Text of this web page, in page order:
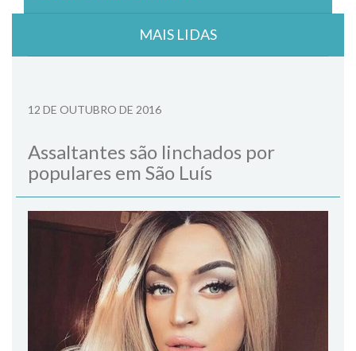
MAIS LIDAS
12 DE OUTUBRO DE 2016
Assaltantes são linchados por
populares em São Luís